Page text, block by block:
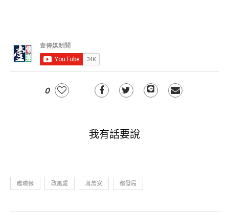
0
我有話要說
應曉薇 政風處 蔣萬安 都發局